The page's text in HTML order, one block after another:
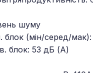
шуму
блок (мін/серед/
блок: 53 дБ (A)